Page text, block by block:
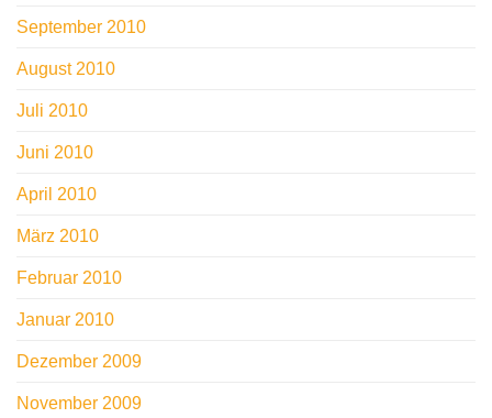
September 2010
August 2010
Juli 2010
Juni 2010
April 2010
März 2010
Februar 2010
Januar 2010
Dezember 2009
November 2009